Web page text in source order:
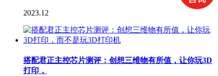
2023.12
搭配君正主控芯片测评：创想三维物有所值，让你玩3D
打印，